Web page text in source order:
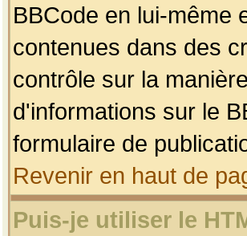
BBCode en lui-même
contenues dans des
contrôle sur la
d'informations sur le
formulaire de
Revenir en haut de
Puis-je utiliser le